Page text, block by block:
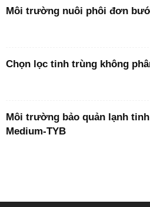
Môi trường nuôi phôi đơn
Chọn lọc tinh trùng không
Môi trường bảo quản lạnh
Medium-TYB